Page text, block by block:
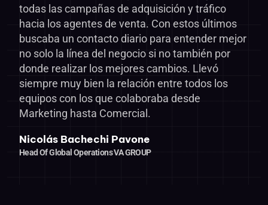
todas las campañas de adquisición y tráfico
hacia los agentes de venta. Con estos últimos
buscaba un contacto diario para entender mejor
no solo la línea del negocio si no también por
donde realizar los mejores cambios. Llevó
siempre muy bien la relación entre todos los
equipos con los que colaboraba desde
Marketing hasta Comercial.
Nicolás Bachechi Pavone
Head Of Global Operations VA GROUP